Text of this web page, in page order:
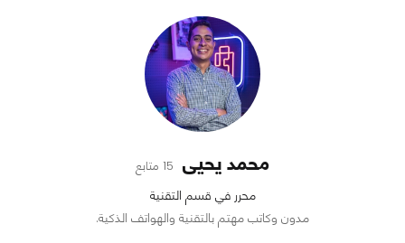
محمد يحيى 15 متابع
محرر في قسم التقنية
مدون وكاتب مهتم بالتقنية والهواتف الذكية.